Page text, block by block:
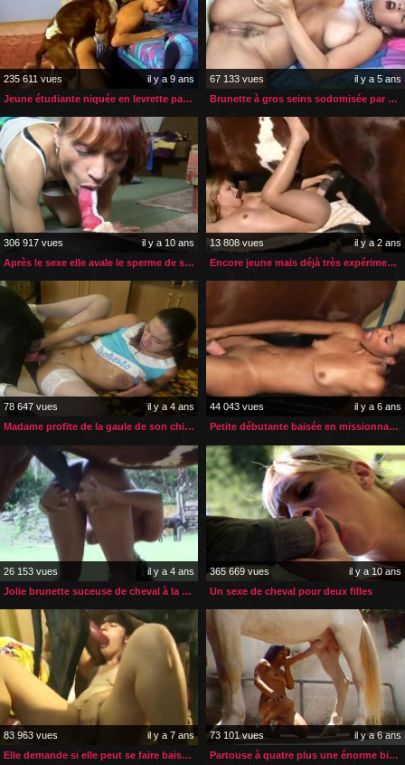
235 611 vues
il y a 9 ans
Jeune étudiante niquée en levrette par son bulldog
67 133 vues
il y a 5 ans
Brunette à gros seins sodomisée par son poney blanc
306 917 vues
il y a 10 ans
Après le sexe elle avale le sperme de son chien
13 808 vues
il y a 2 ans
Encore jeune mais déjà très expérimentée avec une bite de cheval
78 647 vues
il y a 4 ans
Madame profite de la gaule de son chien pour jouir
44 043 vues
il y a 6 ans
Petite débutante baisée en missionnaire par son cheval
26 153 vues
il y a 4 ans
Jolie brunette suceuse de cheval à la chatte profonde
365 669 vues
il y a 10 ans
Un sexe de cheval pour deux filles
83 963 vues
il y a 7 ans
Elle demande si elle peut se faire baiser par le chien
73 101 vues
il y a 6 ans
Partouse à quatre plus une énorme bite de cheval pour ces dames